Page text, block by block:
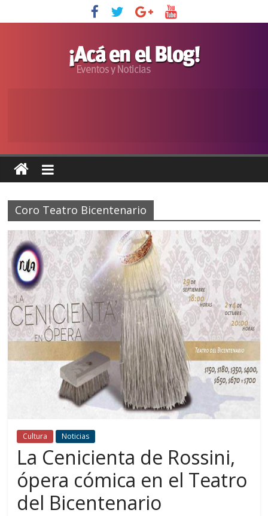
Coro Teatro Bicentenario
Cultura Noticias
La Cenicienta de Rossini,
ópera cómica en el Teatro
del Bicentenario